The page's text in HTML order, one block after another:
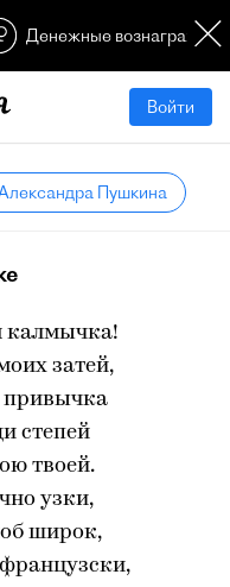
Денежные
Войти
Пушкина
калмычка!
затей,
привычка
степей
твоей.
узки,
широк,